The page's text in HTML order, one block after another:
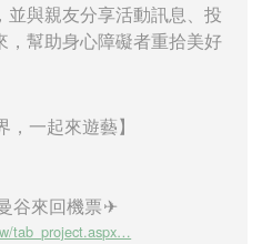
與親友分享活動訊息、投
，幫助身心障礙者重拾美好
一起來遊藝】
谷來回機票✈
tab_project.aspx…